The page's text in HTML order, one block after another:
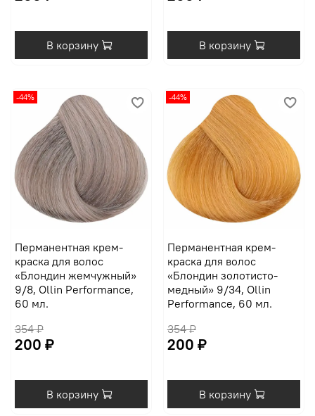
В корзину В корзину
-44%
Перманентная крем-
краска для волос
«Блондин жемчужный»
9/8, Ollin Performance,
60 мл.
354 ₽
200 ₽
В корзину
-44%
Перманентная крем-
краска для волос
«Блондин золотисто-
медный» 9/34, Ollin
Performance, 60 мл.
354 ₽
200 ₽
В корзину